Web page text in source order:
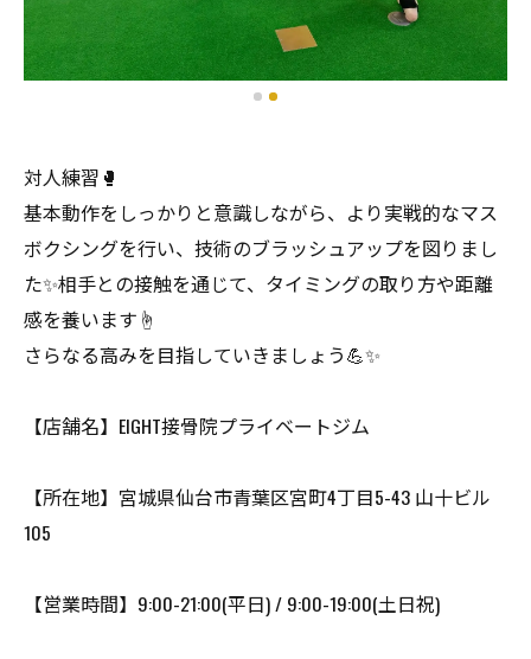
対人練習🥊
基本動作をしっかりと意識しながら、より実戦的なマス
ボクシングを行い、技術のブラッシュアップを図りまし
た✨相手との接触を通じて、タイミングの取り方や距離
感を養います☝️
さらなる高みを目指していきましょう💪✨
【店舗名】EIGHT接骨院プライベートジム
【所在地】宮城県仙台市青葉区宮町4丁目5-43 山十ビル
105
【営業時間】9:00-21:00(平日) / 9:00-19:00(土日祝)